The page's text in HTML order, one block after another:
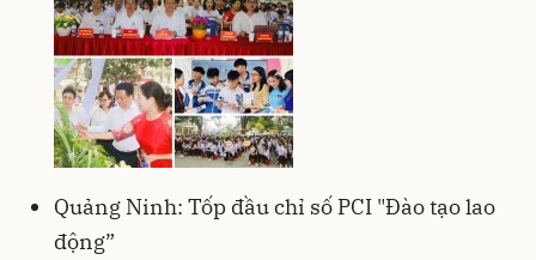
Quảng Ninh: Tốp đầu chỉ số PCI "Đào tạo lao
động”